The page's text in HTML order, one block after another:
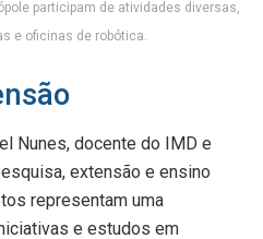
participam de atividades diversas,
e oficinas de robótica.
Nunes, docente do IMD e
extensão e ensino
representam uma
e estudos em